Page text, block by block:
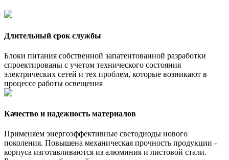
Длительный срок службы
Блоки питания собственной запатентованной разработки
спроектированы с учетом технического состояния
электрических сетей и тех проблем, которые возникают в
процессе работы освещения
Качество и надежность материалов
Применяем энергоэффективные светодиоды нового
поколения. Повышена механическая прочность продукции -
корпуса изготавливаются из алюминия и листовой стали.